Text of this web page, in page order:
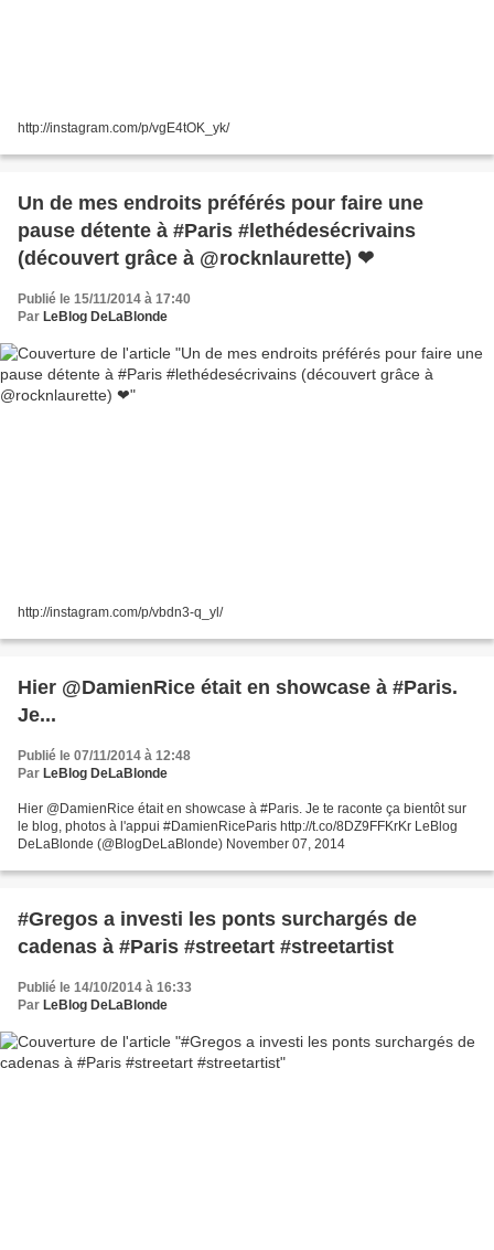
http://instagram.com/p/vgE4tOK_yk/
Un de mes endroits préférés pour faire une
pause détente à #Paris #lethédesécrivains
(découvert grâce à @rocknlaurette) ❤
Publié le 15/11/2014 à 17:40
Par LeBlog DeLaBlonde
http://instagram.com/p/vbdn3-q_yl/
Hier @DamienRice était en showcase à #Paris.
Je...
Publié le 07/11/2014 à 12:48
Par LeBlog DeLaBlonde
Hier @DamienRice était en showcase à #Paris. Je te raconte ça bientôt sur
le blog, photos à l'appui #DamienRiceParis http://t.co/8DZ9FFKrKr LeBlog
DeLaBlonde (@BlogDeLaBlonde) November 07, 2014
#Gregos a investi les ponts surchargés de
cadenas à #Paris #streetart #streetartist
Publié le 14/10/2014 à 16:33
Par LeBlog DeLaBlonde